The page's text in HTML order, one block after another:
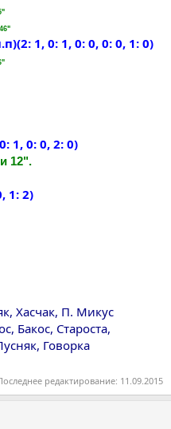
1, 0: 1, 0: 0, 0: 0, 1: 0)
1, 0: 0, 2: 0)
12".
1: 2)
Хасчак, П. Микус
Бакос, Староста,
Говорка
редактирование: 11.09.2015